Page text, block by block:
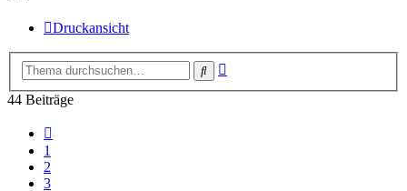
Druckansicht
Suche
44 Beiträge
1
2
3